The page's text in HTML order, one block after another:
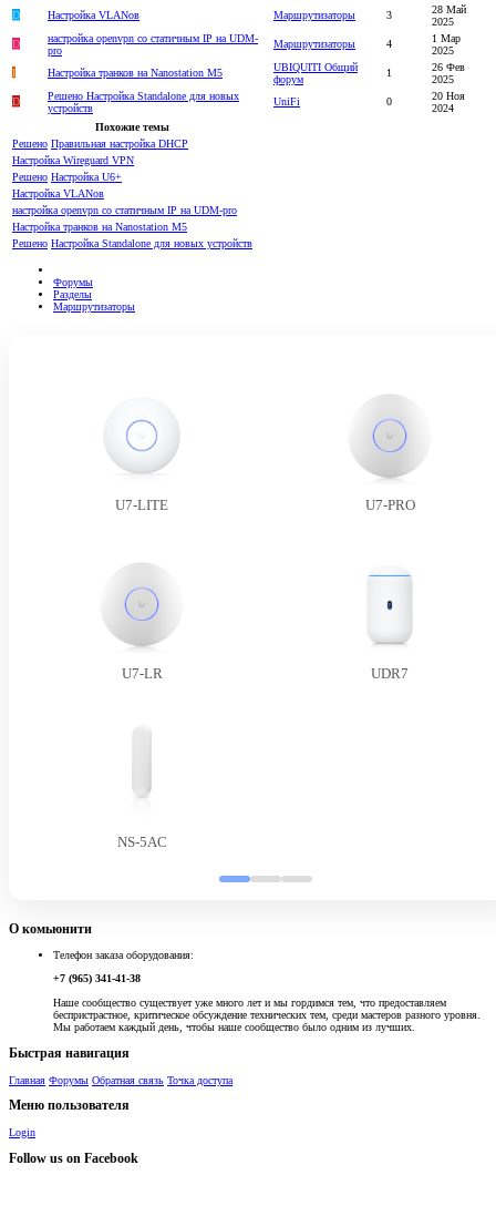
D
Настройка VLANов Маршрутизаторы 3
28 Май
2025
D
настройка openvpn со статичным IP на UDM-
pro
Маршрутизаторы 4
1 Мар
2025
I
Настройка транков на Nanostation M5
UBIQUITI Общий
форум
1
26 Фев
2025
D
Решено Настройка Standalone для новых
устройств
UniFi 0
20 Ноя
2024
Похожие темы
Решено Правильная настройка DHCP
Настройка Wireguard VPN
Решено Настройка U6+
Настройка VLANов
настройка openvpn со статичным IP на UDM-pro
Настройка транков на Nanostation M5
Решено Настройка Standalone для новых устройств
Форумы
Разделы
Маршрутизаторы
U7-LITE U7-PRO
U7-LR UDR7
NS-5AC
О комьюнити
Телефон заказа оборудования:
+7 (965) 341-41-38
Наше сообщество существует уже много лет и мы гордимся тем, что предоставляем
беспристрастное, критическое обсуждение технических тем, среди мастеров разного уровня.
Мы работаем каждый день, чтобы наше сообщество было одним из лучших.
Быстрая навигация
Главная Форумы Обратная связь Точка доступа
Меню пользователя
Login
Follow us on Facebook